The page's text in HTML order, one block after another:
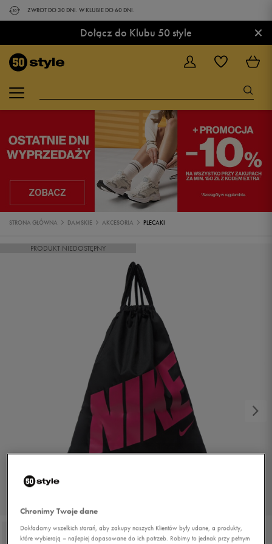
ZWROT DO 30 DNI. W KLUBIE DO 60 DNI.
Dołącz do Klubu 50 style ×
STRONA GŁÓWNA DAMSKIE AKCESORIA PLECAKI
PRODUKT NIEDOSTĘPNY
Chronimy Twoje dane
Dokładamy wszelkich starań, aby zakupy naszych Klientów były udane, a produkty,
które wybierają – najlepiej dopasowane do ich potrzeb. Robimy to jednak przy pełnym